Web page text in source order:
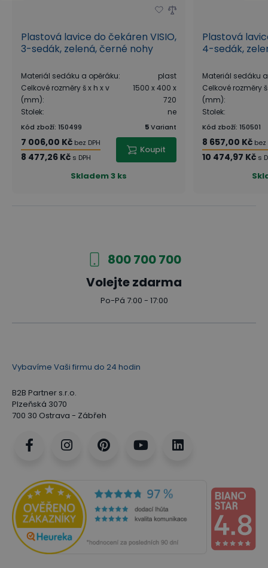
Plastová lavice do čekáren VISIO,
3-sedák, zelená, černé nohy
Materiál sedáku a opěráku:
plast
Celkové rozměry š x h x v
(mm):
1500 x 400 x
720
Stolek: ne
Kód zboží: 150499 5Variant
7 006,00 Kč bez DPH
8 477,26 Kč s DPH
Koupit
Skladem3 ks
Plastová
4-sedák,
Materiál sedáku
Celkové rozměry
(mm):
Stolek:
Kód zboží: 150501
8 657,00 Kč bez
10 474,97 Kč s
800 700 700
Volejte zdarma
Po-Pá 7:00 - 17:00
Vybavíme Vaši firmu do 24 hodin
B2B Partner s.r.o.
Plzeňská 3070
700 30 Ostrava - Zábřeh